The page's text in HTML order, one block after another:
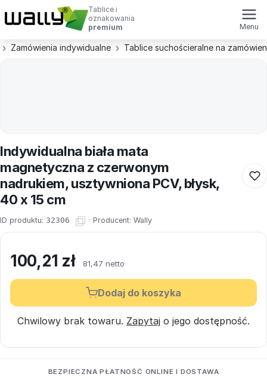
Tablice i
oznakowania
premium
Menu
Zamówienia indywidualne Tablice suchościeralne na
Indywidualna biała mata
magnetyczna z czerwonym
nadrukiem, usztywniona PCV, błysk,
40 x 15 cm
ID produktu: 32306 · Producent: Wally
100,21 zł 81,47 netto
Dodaj do koszyka
Chwilowy brak towaru. Zapytaj o jego dostępność.
BEZPIECZNA PŁATNOŚĆ ONLINE I DOSTAWA